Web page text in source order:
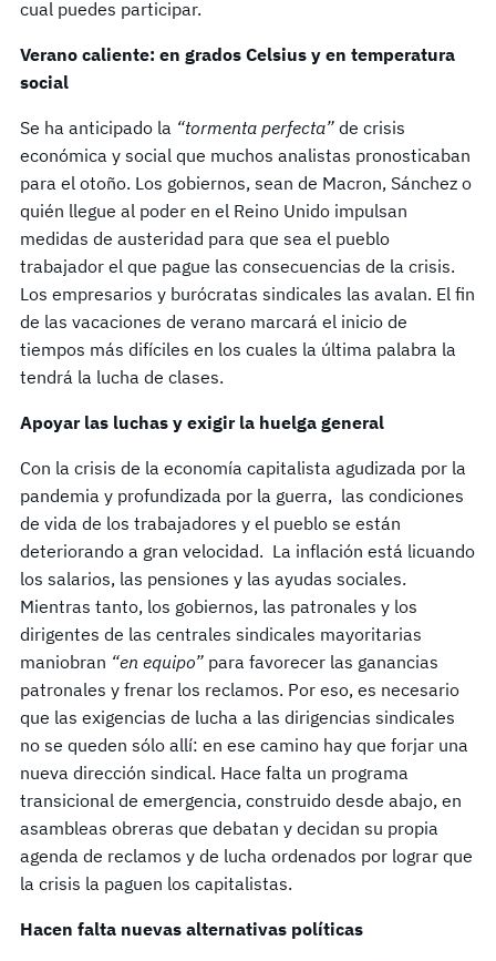
cual puedes participar.
Verano caliente: en grados Celsius y en temperatura
social
Se ha anticipado la “tormenta perfecta” de crisis
económica y social que muchos analistas pronosticaban
para el otoño. Los gobiernos, sean de Macron, Sánchez o
quién llegue al poder en el Reino Unido impulsan
medidas de austeridad para que sea el pueblo
trabajador el que pague las consecuencias de la crisis.
Los empresarios y burócratas sindicales las avalan. El fin
de las vacaciones de verano marcará el inicio de
tiempos más difíciles en los cuales la última palabra la
tendrá la lucha de clases.
Apoyar las luchas y exigir la huelga general
Con la crisis de la economía capitalista agudizada por la
pandemia y profundizada por la guerra, las condiciones
de vida de los trabajadores y el pueblo se están
deteriorando a gran velocidad. La inflación está licuando
los salarios, las pensiones y las ayudas sociales.
Mientras tanto, los gobiernos, las patronales y los
dirigentes de las centrales sindicales mayoritarias
maniobran “en equipo” para favorecer las ganancias
patronales y frenar los reclamos. Por eso, es necesario
que las exigencias de lucha a las dirigencias sindicales
no se queden sólo allí: en ese camino hay que forjar una
nueva dirección sindical. Hace falta un programa
transicional de emergencia, construido desde abajo, en
asambleas obreras que debatan y decidan su propia
agenda de reclamos y de lucha ordenados por lograr que
la crisis la paguen los capitalistas.
Hacen falta nuevas alternativas políticas